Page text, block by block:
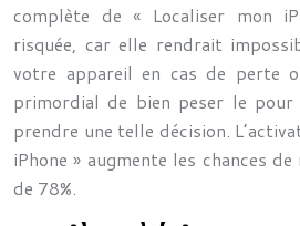
complète de « Localiser mon
risquée, car elle rendrait
votre appareil en cas de perte
primordial de bien peser le
prendre une telle décision.
iPhone » augmente les chances
de 78%.